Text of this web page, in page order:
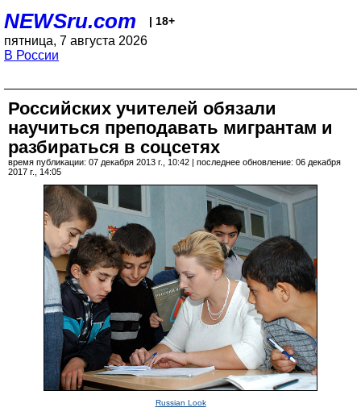
NEWSru.com | 18+
пятница, 7 августа 2026
В России
Российских учителей обязали
научиться преподавать мигрантам и
разбираться в соцсетях
время публикации: 07 декабря 2013 г., 10:42 | последнее обновление: 06 декабря
2017 г., 14:05
Russian Look